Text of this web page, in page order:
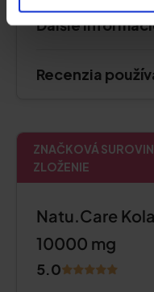
Ďalšie
Recenzia
ZNAČKOVÁ
ZLOŽENIE
Natu.Care
10000 mg
5.0